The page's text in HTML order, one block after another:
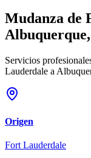
Mudanza de
Servicios
Lauderdale a
Origen
Fort Lauderdale